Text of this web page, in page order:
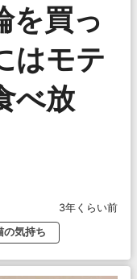
を買っ
はモテ
べ放
3年くらい前
の気持ち